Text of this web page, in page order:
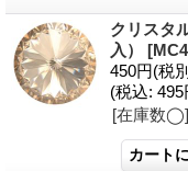
クリスタ
入）
450円(税
(税込: 495
[在庫数◯]